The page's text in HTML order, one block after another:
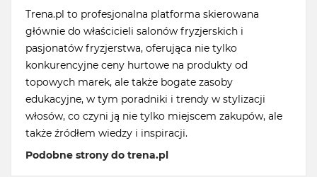
Trena.pl to profesjonalna platforma skierowana
głównie do właścicieli salonów fryzjerskich i
pasjonatów fryzjerstwa, oferująca nie tylko
konkurencyjne ceny hurtowe na produkty od
topowych marek, ale także bogate zasoby
edukacyjne, w tym poradniki i trendy w stylizacji
włosów, co czyni ją nie tylko miejscem zakupów, ale
także źródłem wiedzy i inspiracji.
Podobne strony do trena.pl